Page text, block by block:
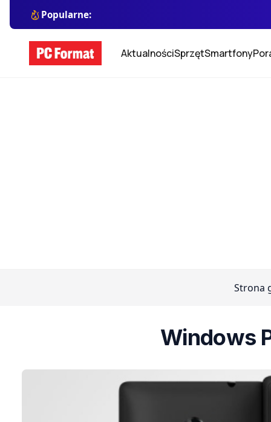
Popularne:
AktualnościSprzętSmartfony
Strona
Windows